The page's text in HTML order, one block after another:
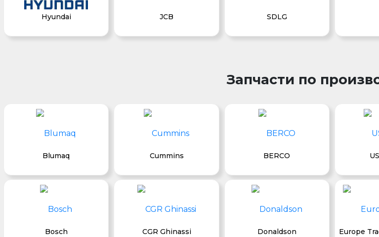
Hyundai JCB SDLG
Запчасти по
Blumaq Cummins BERCO
Bosch CGR Ghinassi Donaldson Europe